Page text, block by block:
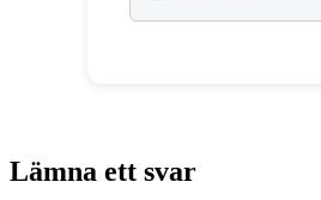
Lämna ett svar